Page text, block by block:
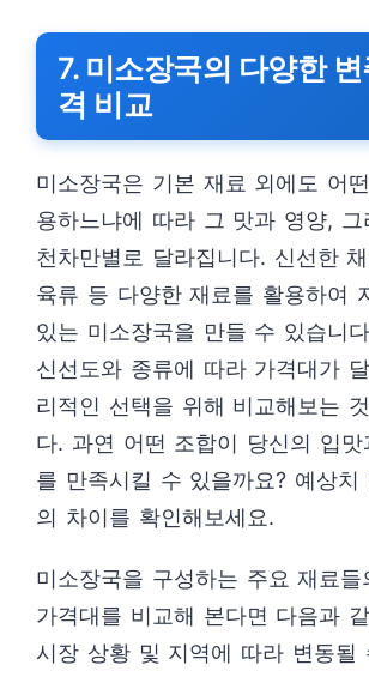
7. 미소장국의 다양한
격 비교
미소장국은 기본 재료 외에도 어
용하느냐에 따라 그 맛과 영양, 그
천차만별로 달라집니다. 신선한
육류 등 다양한 재료를 활용하여
있는 미소장국을 만들 수 있습니
신선도와 종류에 따라 가격대가
리적인 선택을 위해 비교해보는
다. 과연 어떤 조합이 당신의 입
를 만족시킬 수 있을까요? 예상치
의 차이를 확인해보세요.
미소장국을 구성하는 주요 재료들
가격대를 비교해 본다면 다음과
시장 상황 및 지역에 따라 변동될